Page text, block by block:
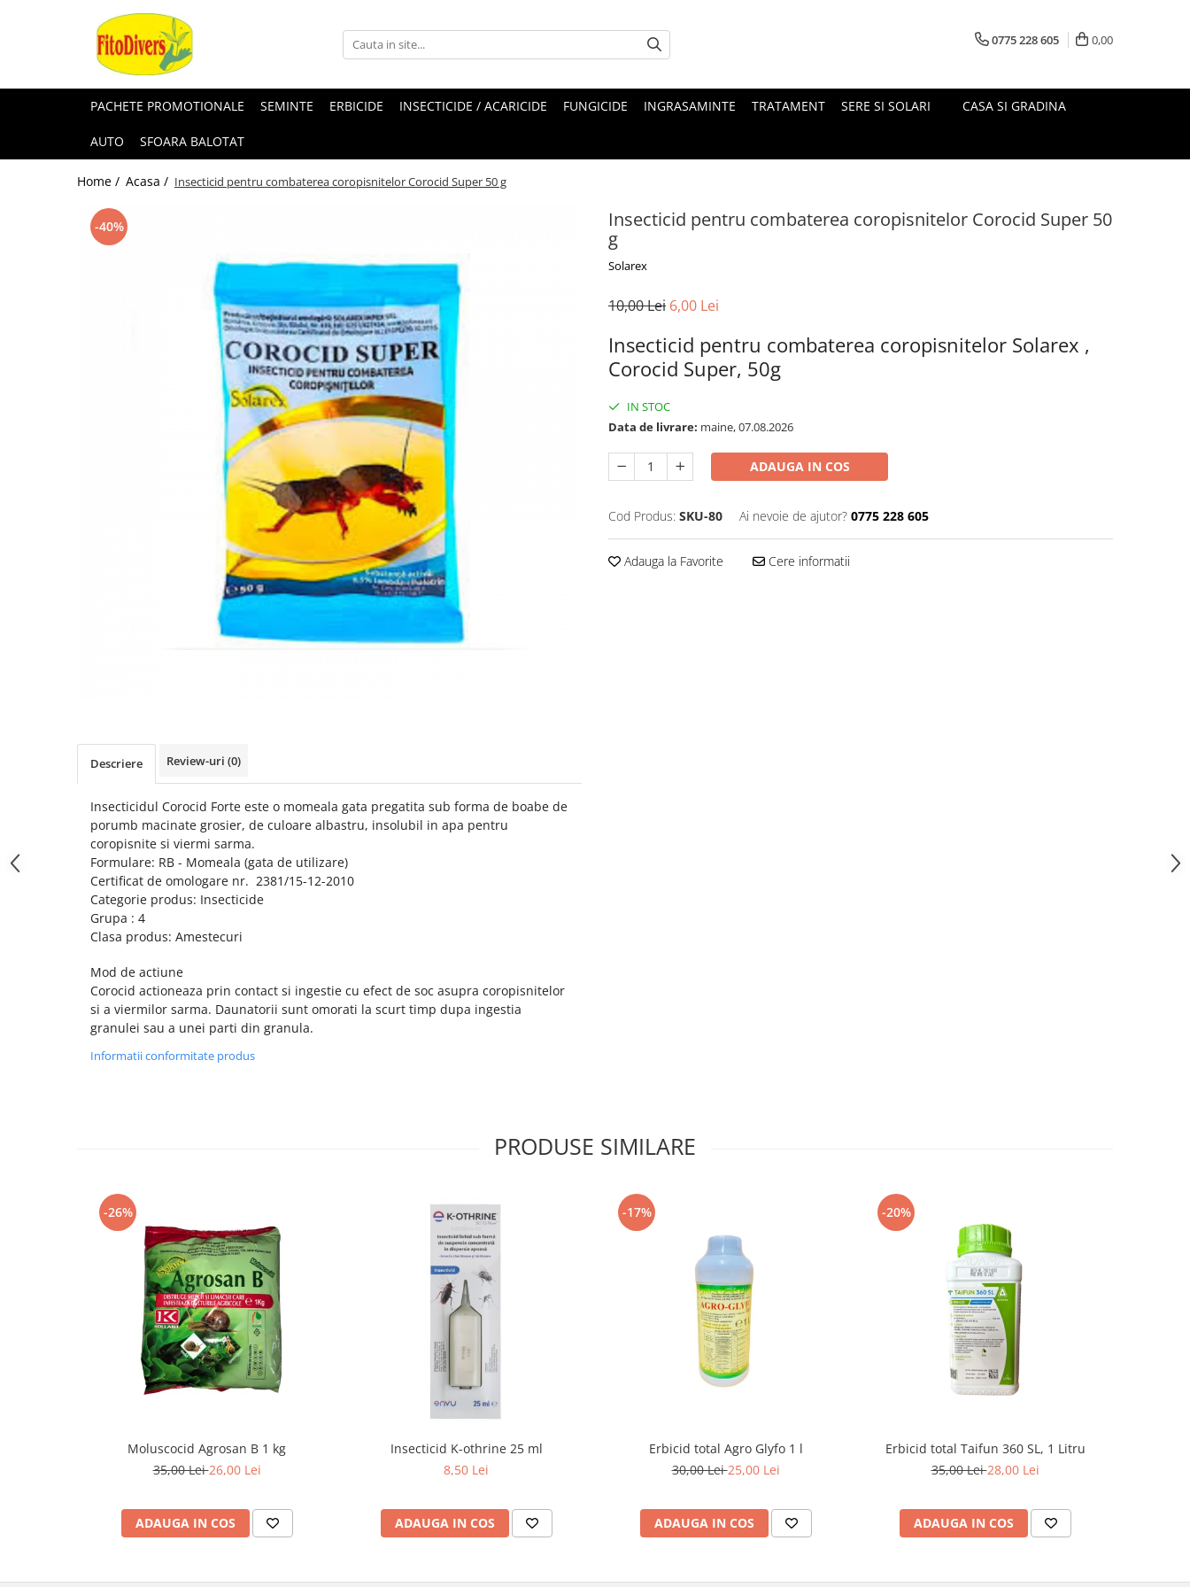
0775 228 605 0,00
PACHETE PROMOTIONALE SEMINTE ERBICIDE INSECTICIDE / ACARICIDE FUNGICIDE INGRASAMINTE TRATAMENT SERE SI SOLARI CASA SI GRADINA
AUTO SFOARA BALOTAT
Home / Acasa / Insecticid pentru combaterea coropisnitelor Corocid Super 50 g
Insecticid pentru combaterea coropisnitelor Corocid Super 50
g
Solarex
-40%
10,00 Lei 6,00 Lei
Insecticid pentru combaterea coropisnitelor Solarex ,
Corocid Super, 50g
IN STOC
Data de livrare: maine, 07.08.2026
ADAUGA IN COS
Cod Produs: SKU-80 Ai nevoie de ajutor? 0775 228 605
Adauga la Favorite Cere informatii
Descriere Review-uri (0)
Insecticidul Corocid Forte este o momeala gata pregatita sub forma de boabe de
porumb macinate grosier, de culoare albastru, insolubil in apa pentru
coropisnite si viermi sarma.
Formulare: RB - Momeala (gata de utilizare)
Certificat de omologare nr. 2381/15-12-2010
Categorie produs: Insecticide
Grupa : 4
Clasa produs: Amestecuri
Mod de actiune
Corocid actioneaza prin contact si ingestie cu efect de soc asupra coropisnitelor
si a viermilor sarma. Daunatorii sunt omorati la scurt timp dupa ingestia
granulei sau a unei parti din granula.
Informatii conformitate produs
PRODUSE SIMILARE
-26%
Moluscocid Agrosan B 1 kg
35,00 Lei26,00 Lei
ADAUGA IN COS
Insecticid K-othrine 25 ml
8,50 Lei
ADAUGA IN COS
-17%
Erbicid total Agro Glyfo 1 l
30,00 Lei25,00 Lei
ADAUGA IN COS
-20%
Erbicid total Taifun 360 SL, 1 Litru
35,00 Lei28,00 Lei
ADAUGA IN COS